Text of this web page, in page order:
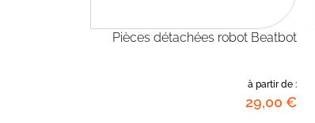
Pièces détachées robot Beatbot
à partir de :
29,00 €